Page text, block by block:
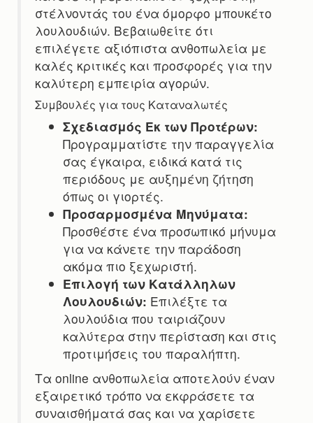
στέλνοντάς του ένα όμορφο μπουκέτο
λουλουδιών. Βεβαιωθείτε ότι
επιλέγετε αξιόπιστα ανθοπωλεία με
καλές κριτικές και προσφορές για την
καλύτερη εμπειρία αγορών.
Συμβουλές για τους Καταναλωτές
Σχεδιασμός Εκ των Προτέρων:
Προγραμματίστε την παραγγελία
σας έγκαιρα, ειδικά κατά τις
περιόδους με αυξημένη ζήτηση
όπως οι γιορτές.
Προσαρμοσμένα Μηνύματα:
Προσθέστε ένα προσωπικό μήνυμα
για να κάνετε την παράδοση
ακόμα πιο ξεχωριστή.
Επιλογή των Κατάλληλων
Λουλουδιών: Επιλέξτε τα
λουλούδια που ταιριάζουν
καλύτερα στην περίσταση και στις
προτιμήσεις του παραλήπτη.
Τα online ανθοπωλεία αποτελούν έναν
εξαιρετικό τρόπο να εκφράσετε τα
συναισθήματά σας και να χαρίσετε